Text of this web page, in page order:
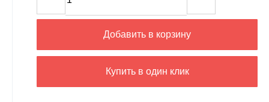
Купить в один клик
Добавить в корзину